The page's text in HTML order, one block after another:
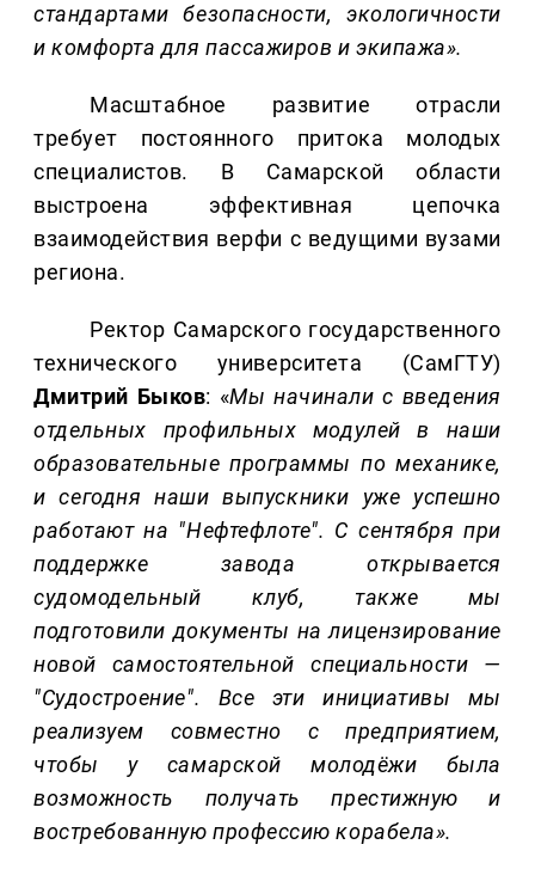
стандартами безопасности, экологичности
и комфорта для пассажиров и экипажа».
Масштабное развитие отрасли
требует постоянного притока молодых
специалистов. В Самарской области
выстроена эффективная цепочка
взаимодействия верфи с ведущими вузами
региона.
Ректор Самарского государственного
технического университета (СамГТУ)
Дмитрий Быков: «Мы начинали с введения
отдельных профильных модулей в наши
образовательные программы по механике,
и сегодня наши выпускники уже успешно
работают на "Нефтефлоте". С сентября при
поддержке завода открывается
судомодельный клуб, также мы
подготовили документы на лицензирование
новой самостоятельной специальности —
"Судостроение". Все эти инициативы мы
реализуем совместно с предприятием,
чтобы у самарской молодёжи была
возможность получать престижную и
востребованную профессию корабела».